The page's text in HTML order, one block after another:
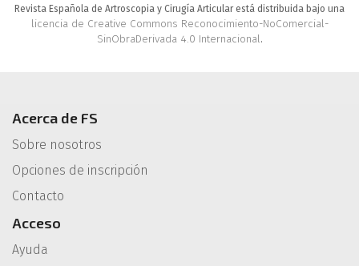
Revista Española de Artroscopia y Cirugía Articular está distribuida bajo una
licencia de Creative Commons Reconocimiento-NoComercial-
SinObraDerivada 4.0 Internacional.
Acerca de FS
Sobre nosotros
Opciones de inscripción
Contacto
Acceso
Ayuda